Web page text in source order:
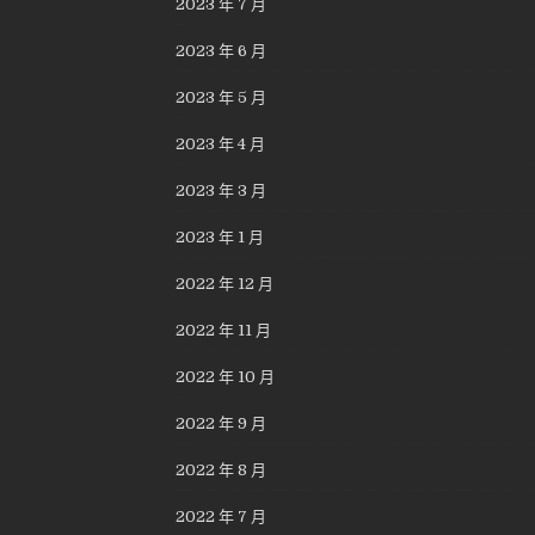
2023 年 7 月
2023 年 6 月
2023 年 5 月
2023 年 4 月
2023 年 3 月
2023 年 1 月
2022 年 12 月
2022 年 11 月
2022 年 10 月
2022 年 9 月
2022 年 8 月
2022 年 7 月